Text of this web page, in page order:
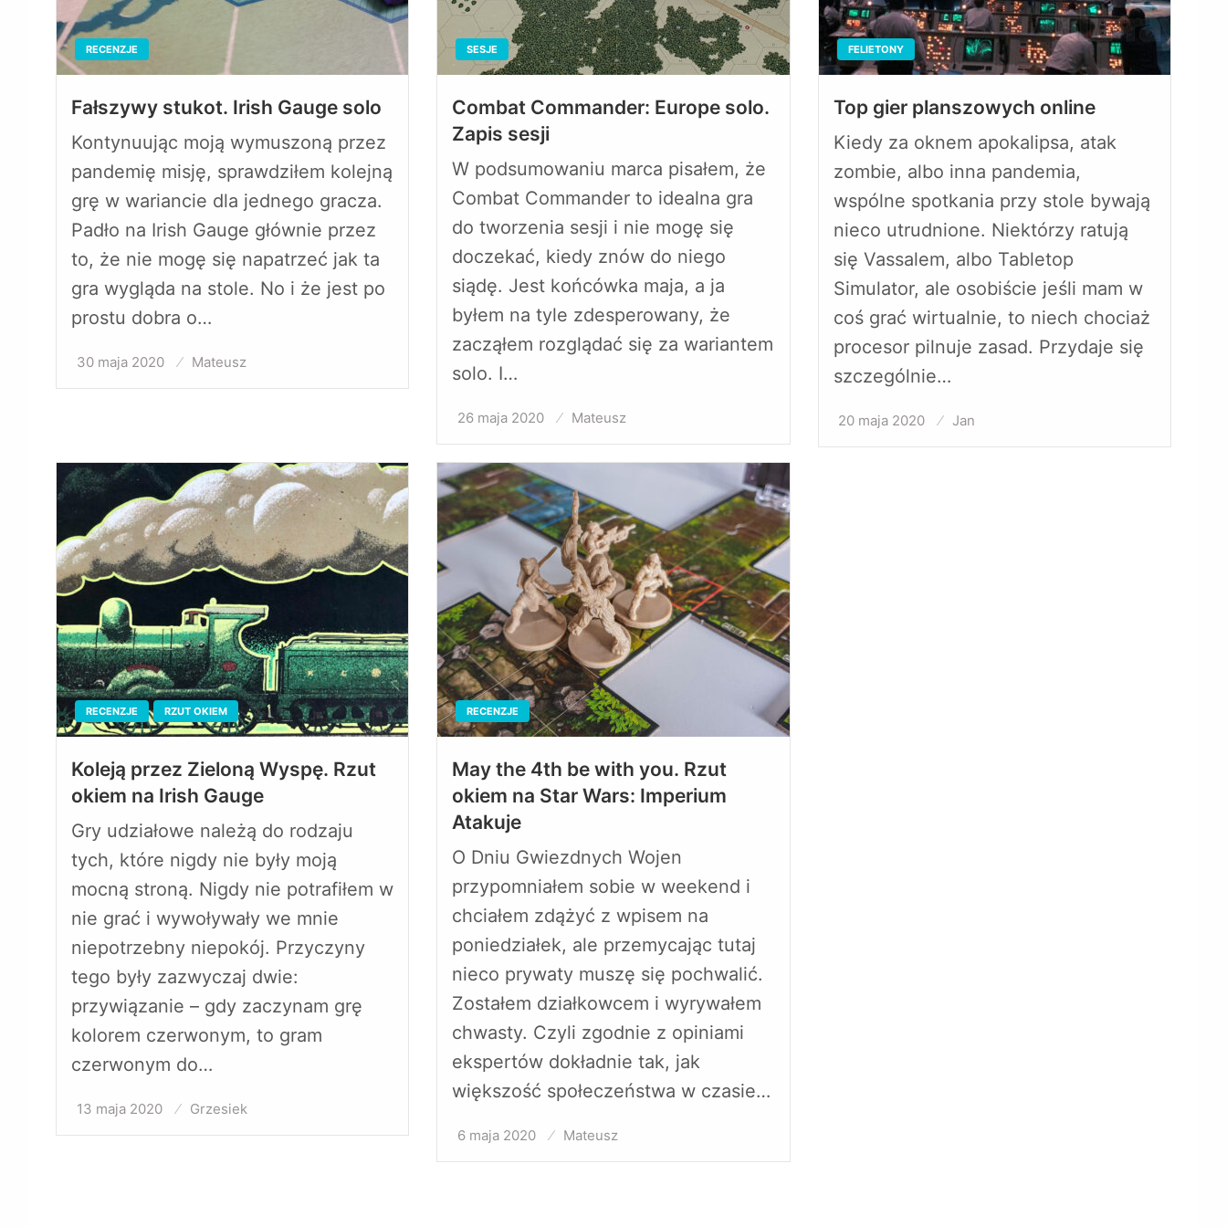
RECENZJE
Fałszywy stukot. Irish Gauge solo
Kontynuując moją wymuszoną przez
pandemię misję, sprawdziłem kolejną
grę w wariancie dla jednego gracza.
Padło na Irish Gauge głównie przez
to, że nie mogę się napatrzeć jak ta
gra wygląda na stole. No i że jest po
prostu dobra o…
Opublikowane
30 maja 2020 Mateusz
SESJE
Combat Commander: Europe solo.
Zapis sesji
W podsumowaniu marca pisałem, że
Combat Commander to idealna gra
do tworzenia sesji i nie mogę się
doczekać, kiedy znów do niego
siądę. Jest końcówka maja, a ja
byłem na tyle zdesperowany, że
zacząłem rozglądać się za wariantem
solo. I…
Opublikowane
26 maja 2020 Mateusz
FELIETONY
Top gier planszowych online
Kiedy za oknem apokalipsa, atak
zombie, albo inna pandemia,
wspólne spotkania przy stole bywają
nieco utrudnione. Niektórzy ratują
się Vassalem, albo Tabletop
Simulator, ale osobiście jeśli mam w
coś grać wirtualnie, to niech chociaż
procesor pilnuje zasad. Przydaje się
szczególnie…
Opublikowane
20 maja 2020 Jan
RECENZJE RZUT OKIEM
Koleją przez Zieloną Wyspę. Rzut
okiem na Irish Gauge
Gry udziałowe należą do rodzaju
tych, które nigdy nie były moją
mocną stroną. Nigdy nie potrafiłem w
nie grać i wywoływały we mnie
niepotrzebny niepokój. Przyczyny
tego były zazwyczaj dwie:
przywiązanie – gdy zaczynam grę
kolorem czerwonym, to gram
czerwonym do…
Opublikowane
13 maja 2020 Grzesiek
RECENZJE
May the 4th be with you. Rzut
okiem na Star Wars: Imperium
Atakuje
O Dniu Gwiezdnych Wojen
przypomniałem sobie w weekend i
chciałem zdążyć z wpisem na
poniedziałek, ale przemycając tutaj
nieco prywaty muszę się pochwalić.
Zostałem działkowcem i wyrywałem
chwasty. Czyli zgodnie z opiniami
ekspertów dokładnie tak, jak
większość społeczeństwa w czasie…
Opublikowane
6 maja 2020 Mateusz